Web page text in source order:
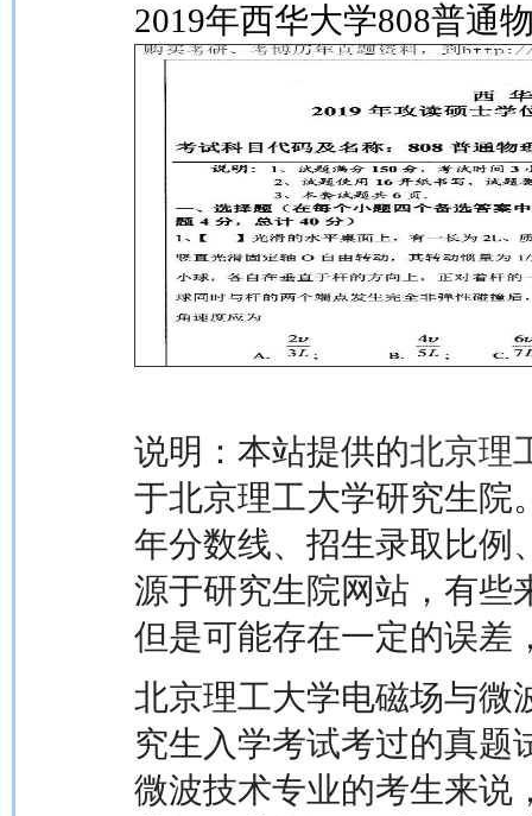
2019年西华大学808普通
说明：本站提供的北京理
于北京理工大学研究生院
年分数线、招生录取比例
源于研究生院网站，有些
但是可能存在一定的误差
北京理工大学电磁场与微
究生入学考试考过的真题
微波技术专业的考生来说